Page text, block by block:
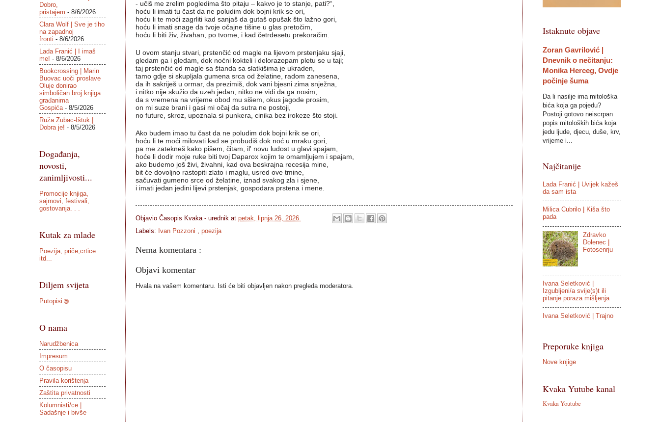
- učiš me zrelim pogledima što pitaju – kakvo je to stanje, pati?“,
hoću li imati tu čast da ne poludim dok bojni krik se ori,
hoću li te moći zagrliti kad sanjaš da gutaš opušak što lažno gori,
hoću li imati snage da tvoje očajne tišine u glas pretočim,
hoću li biti živ, živahan, po tvome, i kad četrdesetu prekoračim.
U ovom stanju stvari, prstenčić od magle na lijevom prstenjaku sjaji,
gledam ga i gledam, dok noćni kokteli i delorazepam pletu se u taji;
taj prstenčić od magle sa štanda sa slatkišima je ukraden,
tamo gdje si skupljala gumena srca od želatine, radom zanesena,
da ih sakriješ u ormar, da prezimiš, dok vani bjesni zima snježna,
i nitko nije skužio da uzeh jedan, nitko ne vidi da ga nosim,
da s vremena na vrijeme obod mu sišem, okus jagode prosim,
on mi suze brani i gasi mi očaj da sutra ne postoji,
no future, skroz, upoznala si punkera, cinika bez irokeze što stoji.
Ako budem imao tu čast da ne poludim dok bojni krik se ori,
hoću li te moći milovati kad se probudiš dok noć u mraku gori,
pa me zatekneš kako pišem, čitam, il' novu ludost u glavi spajam,
hoće li dodir moje ruke biti tvoj Daparox kojim te omamljujem i spajam,
ako budemo još živi, živahni, kad ova beskrajna recesija mine,
bit će dovoljno rastopiti zlato i maglu, usred ove tmine,
sačuvati gumeno srce od želatine, iznad svakog zla i sjene,
i imati jedan jedini lijevi prstenjak, gospodara prstena i mene.
Objavio Časopis Kvaka - urednik at petak, lipnja 26, 2026
Labels: Ivan Pozzoni , poezija
Nema komentara :
Objavi komentar
Hvala na vašem komentaru. Isti će biti objavljen nakon pregleda moderatora.
Dobro,
pristajem - 8/6/2026
Clara Wolf | Sve je tiho
na zapadnoj
fronti - 8/6/2026
Lada Franić | I imaš
me! - 8/6/2026
Bookcrossing | Marin
Buovac uoči proslave
Oluje donirao
simboličan broj knjiga
građanima
Gospića- 8/5/2026
Ruža Zubac-Ištuk |
Dobra je! - 8/5/2026
Događanja,
novosti,
zanimljivosti...
Promocije knjiga,
sajmovi, festivali,
gostovanja. . .
Kutak za mlade
Poezija, priče,crtice
itd...
Diljem svijeta
Putopisi 🌐
O nama
Narudžbenica
Impresum
O časopisu
Pravila korištenja
Zaštita privatnosti
Kolumnisti/ce |
Sadašnje i bivše
Istaknute objave
Zoran Gavrilović |
Dnevnik o nečitanju:
Monika Herceg, Ovdje
počinje šuma
Da li nasilje ima mitološka
bića koja ga pojedu?
Postoji gotovo neiscrpan
popis mitoloških bića koja
jedu ljude, djecu, duše, krv,
vrijeme i...
Najčitanije
Lada Franić | Uvijek kažeš
da sam ista
Milica Cubrilo | Kiša što
pada
Zdravko
Dolenec |
Fotosenrju
Ivana Seletković |
Izgubljeni/a svije(s)t ili
pitanje poraza mišljenja
Ivana Seletković | Trajno
Preporuke knjiga
Nove knjige
Kvaka Yutube kanal
Kvaka Youtube